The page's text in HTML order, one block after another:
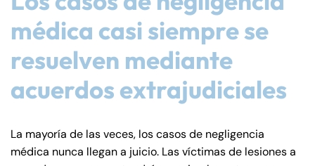
médica casi siempre se
resuelven mediante
acuerdos extrajudiciales
La mayoría de las veces, los casos de negligencia
médica nunca llegan a juicio. Las víctimas de lesiones a